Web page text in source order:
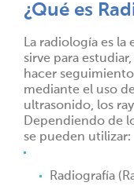
¿Qué es
La radiología es
sirve para
hacer
mediante el uso
ultrasonido, los
Dependiendo de
se pueden utilizar:
Radiografía